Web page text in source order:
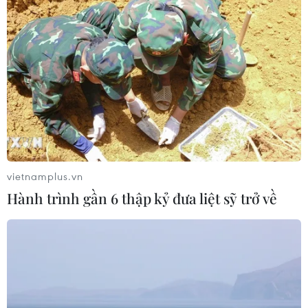
Xuất hiện các cung trượt sạt kèm
theo nhiều vết nứt, gãy tại Sơn La
07/08/2026 07:31
Thu hồi 89 ha đất đấu giá chọn nhà
đầu tư công trình thành phố cảng
hàng không
07/08/2026 06:46
vietnamplus.vn
Hành trình gần 6 thập kỷ đưa liệt sỹ trở về